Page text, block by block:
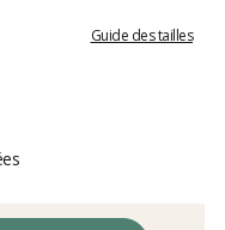
Guide des tailles